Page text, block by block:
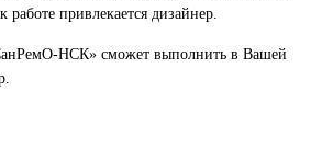
работе привлекается дизайнер.
НСК» сможет выполнить в Вашей